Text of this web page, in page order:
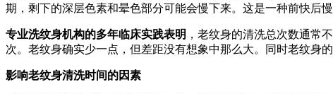
期，剩下的深层色素和晕色部分可能会慢下来。这是一种前快后
专业洗纹身机构的多年临床实践表明 ，老纹身的清洗总次数通常
次。老纹身确实少一点，但差距没有想象中那么大。同时老纹身
影响老纹身清洗时间的因素